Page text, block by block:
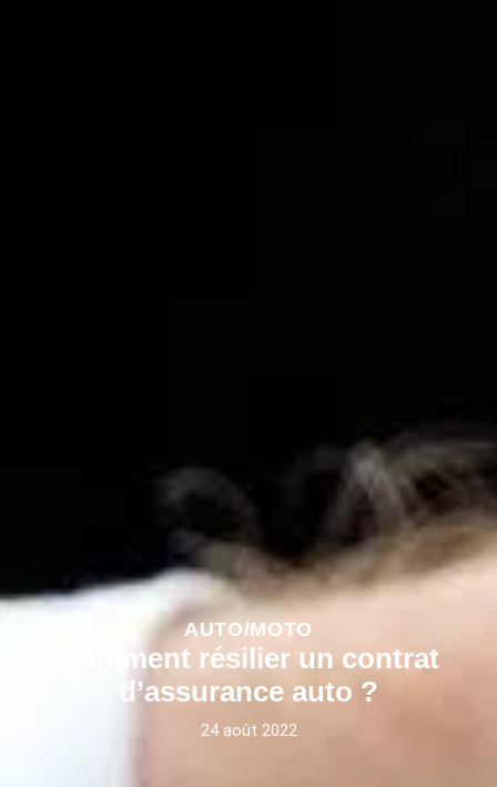
AUTO/MOTO
Comment résilier un contrat
d’assurance auto ?
24 août 2022